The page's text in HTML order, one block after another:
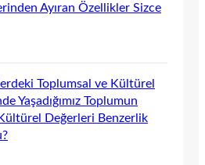
Ayıran Özellikler Sizce
Toplumsal ve Kültürel
Yaşadığımız Toplumun
Değerleri Benzerlik